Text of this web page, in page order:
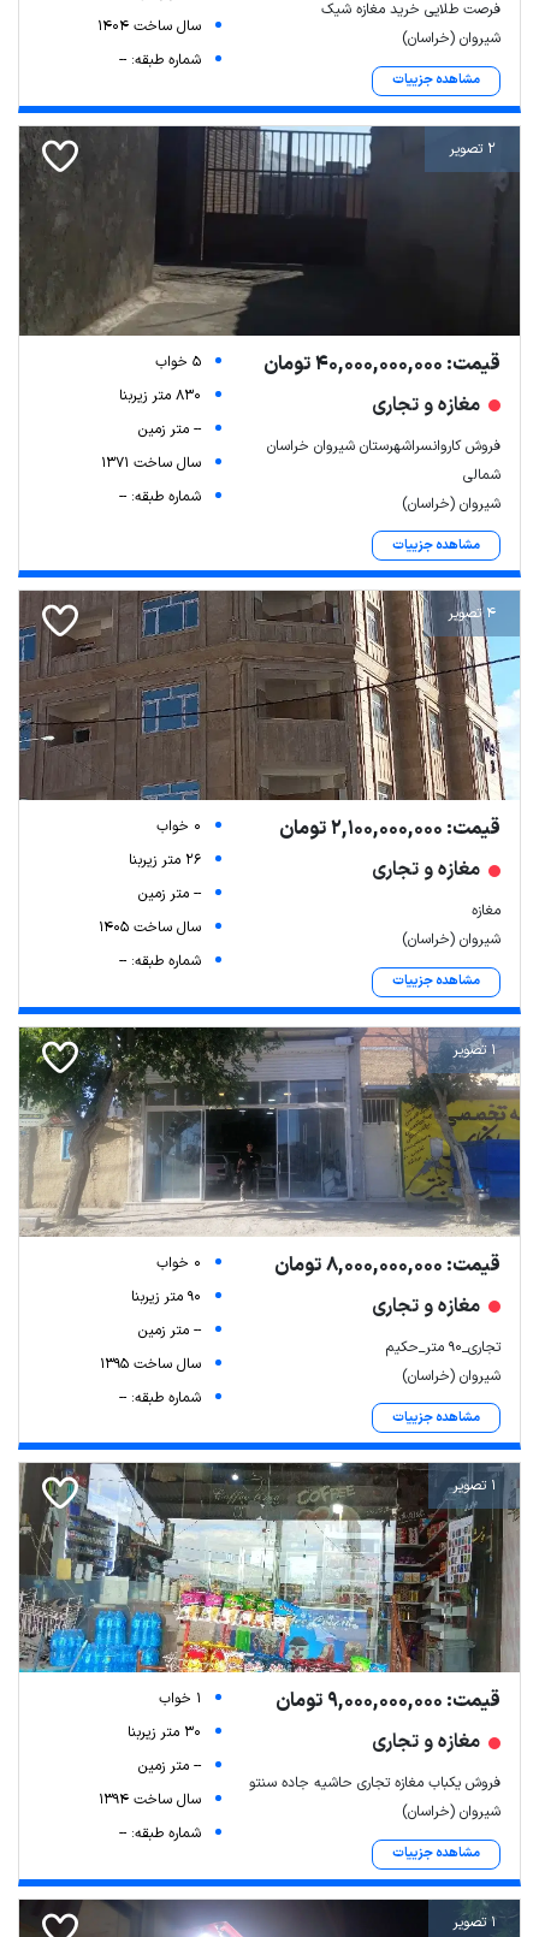
فرصت طلایی خرید مغازه شیک
شیروان (خراسان)
مشاهده جزییات
سال ساخت 1404
شماره طبقه: --
2 تصویر
قیمت: 40,000,000,000 تومان
مغازه و تجاری
فروش کاروانسراشهرستان شیروان خراسان
شمالی
شیروان (خراسان)
مشاهده جزییات
5 خواب
830 متر زیربنا
-- متر زمین
سال ساخت 1371
شماره طبقه: --
4 تصویر
قیمت: 2,100,000,000 تومان
مغازه و تجاری
مغازه
شیروان (خراسان)
مشاهده جزییات
0 خواب
26 متر زیربنا
-- متر زمین
سال ساخت 1405
شماره طبقه: --
1 تصویر
قیمت: 8,000,000,000 تومان
مغازه و تجاری
تجاری_۹۰ متر_حکیم
شیروان (خراسان)
مشاهده جزییات
0 خواب
90 متر زیربنا
-- متر زمین
سال ساخت 1395
شماره طبقه: --
1 تصویر
قیمت: 9,000,000,000 تومان
مغازه و تجاری
فروش یکباب مغازه تجاری حاشیه جاده سنتو
شیروان (خراسان)
مشاهده جزییات
1 خواب
30 متر زیربنا
-- متر زمین
سال ساخت 1394
شماره طبقه: --
1 تصویر